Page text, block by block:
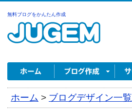
無料ブログをかんたん作成
ホーム > ブログデザイン一覧